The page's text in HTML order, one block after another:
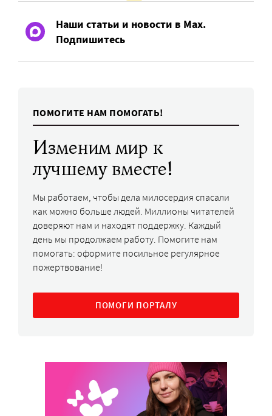
Наши статьи и новости в Max.
Подпишитесь
ПОМОГИТЕ НАМ ПОМОГАТЬ!
Изменим мир к
лучшему вместе!
Мы работаем, чтобы дела милосердия спасали
как можно больше людей. Миллионы читателей
доверяют нам и находят поддержку. Каждый
день мы продолжаем работу. Помогите нам
помогать: оформите посильное регулярное
пожертвование!
ПОМОГИ ПОРТАЛУ